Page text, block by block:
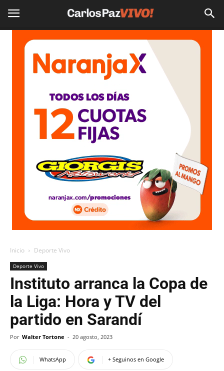
Inicio Deporte Vivo
Deporte Vivo
Instituto arranca la Copa de
la Liga: Hora y TV del
partido en Sarandí
Por Walter Tortone - 20 agosto, 2023
WhatsApp + Seguinos en Google